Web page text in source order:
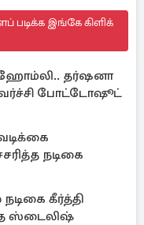
படிக்க இங்கே கிளிக்
ஹோம்லி.. தர்ஷனா
போட்டோஷூட்
நடிகை
கீர்த்தி
ஸ்டைலிஷ்